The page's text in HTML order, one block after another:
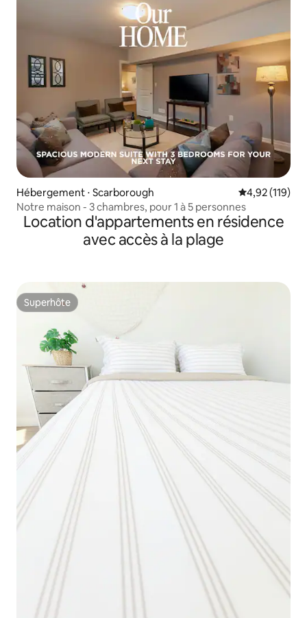
Hébergement ⋅ Scarborough Évaluation
4,92 (119)
Notre maison - 3 chambres, pour 1 à 5 personnes
Location d'appartements en résidence
avec accès à la plage
Superhôte
Superhôte